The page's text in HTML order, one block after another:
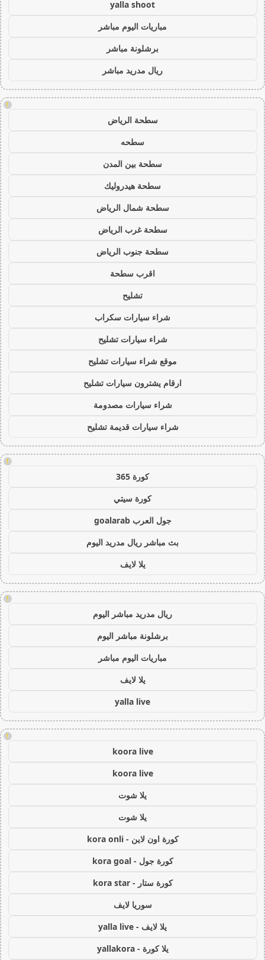
yalla shoot
مباريات اليوم مباشر
برشلونة مباشر
ريال مدريد مباشر
!
سطحة الرياض
سطحه
سطحة بين المدن
سطحة هيدروليك
سطحة شمال الرياض
سطحة غرب الرياض
سطحة جنوب الرياض
اقرب سطحة
تشليح
شراء سيارات سكراب
شراء سيارات تشليح
موقع شراء سيارات تشليح
ارقام يشترون سيارات تشليح
شراء سيارات مصدومة
شراء سيارات قديمة تشليح
!
كورة 365
كورة سيتي
جول العرب goalarab
بث مباشر ريال مدريد اليوم
يلا لايف
!
ريال مدريد مباشر اليوم
برشلونة مباشر اليوم
مباريات اليوم مباشر
يلا لايف
yalla live
!
koora live
koora live
يلا شوت
يلا شوت
كورة اون لاين - kora onli
كورة جول - kora goal
كورة ستار - kora star
سوريا لايف
يلا لايف - yalla live
يلا كورة - yallakora